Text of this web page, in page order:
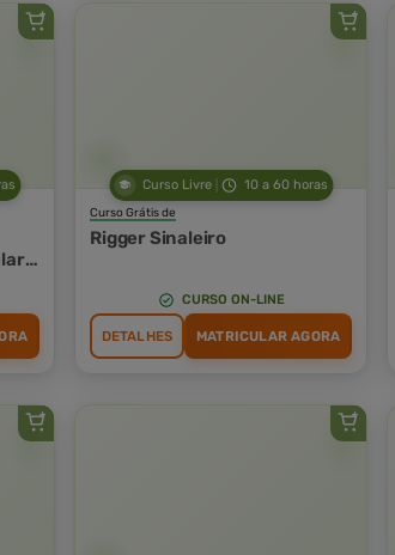
Curso Livre 10 a 60 horas
Curso Grátis de
Rigger Sinaleiro
CURSO ON-LINE
DETALHES MATRICULAR AGORA